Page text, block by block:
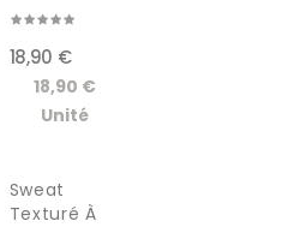
18,90 €
18,90 €
Unité
Sweat
Texturé À